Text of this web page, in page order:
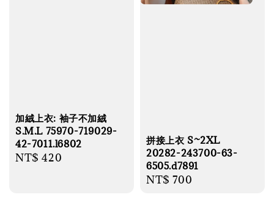
加絨上衣: 袖子不加絨
S.M.L 75970-719029-
42-7011.l6802
Regular
NT$ 420
拼接上衣 S~2XL
20282-243700-63-
6505.d7891
Regular
NT$ 700